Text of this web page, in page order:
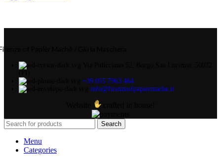
of Papier Machè / Giù la Maschera
+39 055 7963 464
info@firenzeofpapiermache.it
Search
Menu
Categories